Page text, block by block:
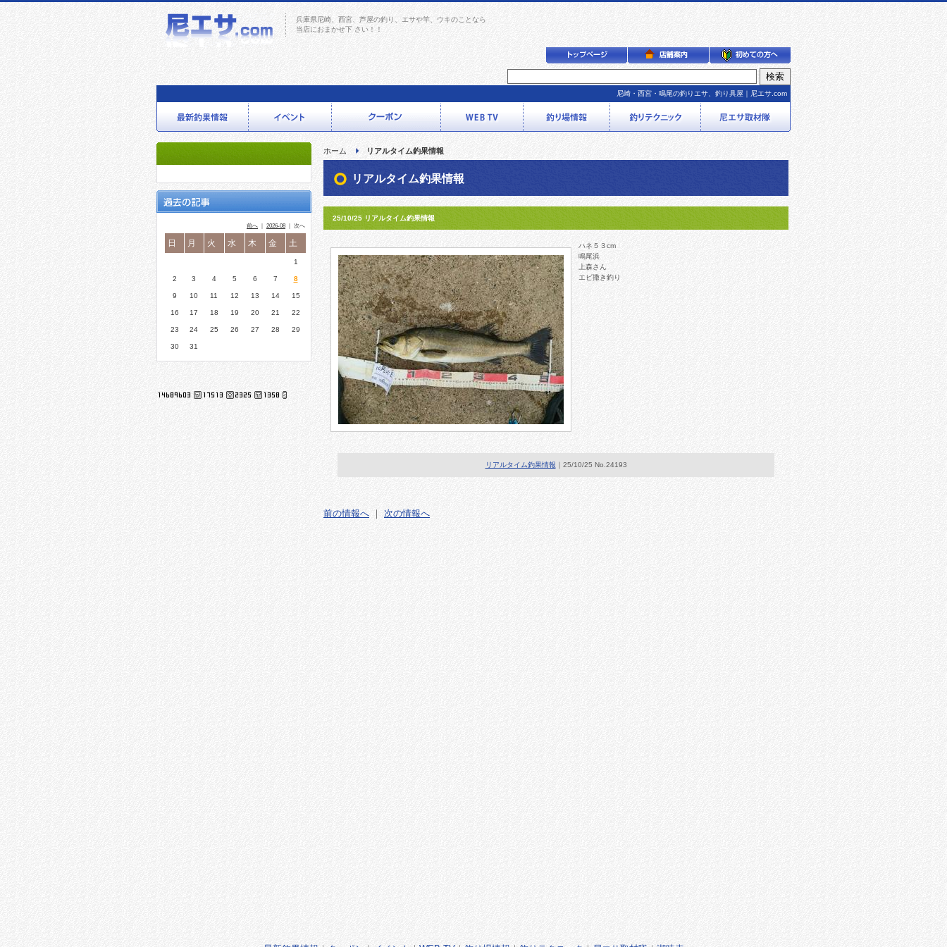
兵庫県尼崎、西宮、芦屋の釣り、エサや竿、ウキのことなら
当店におまかせ下 さい！！
尼崎・西宮・鳴尾の釣りエサ、釣り具屋｜尼エサ.com
前へ 2026-08 ｜ 次へ
日 月 火 水 木 金 土
1
2 3 4 5 6 7 8
9 10 11 12 13 14 15
16 17 18 19 20 21 22
23 24 25 26 27 28 29
30 31
ホーム リアルタイム釣果情報
リアルタイム釣果情報
25/10/25 リアルタイム釣果情報
ハネ５３cm
鳴尾浜
上森さん
エビ撒き釣り
リアルタイム釣果情報 ｜25/10/25 No.24193
前の情報へ ｜ 次の情報へ